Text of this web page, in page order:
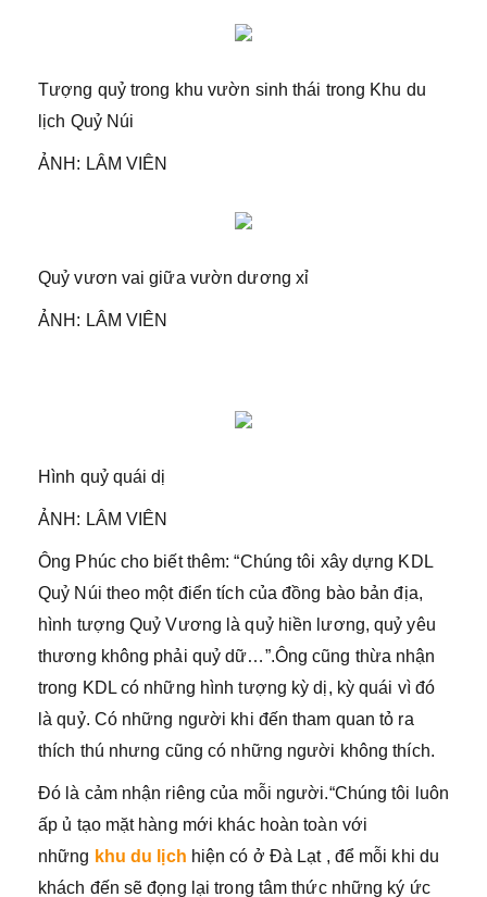
Tượng quỷ trong khu vườn sinh thái trong Khu du
lịch Quỷ Núi
ẢNH: LÂM VIÊN
Quỷ vươn vai giữa vườn dương xỉ
ẢNH: LÂM VIÊN
Hình quỷ quái dị
ẢNH: LÂM VIÊN
Ông Phúc cho biết thêm: “Chúng tôi xây dựng KDL
Quỷ Núi theo một điển tích của đồng bào bản địa,
hình tượng Quỷ Vương là quỷ hiền lương, quỷ yêu
thương không phải quỷ dữ…”.Ông cũng thừa nhận
trong KDL có những hình tượng kỳ dị, kỳ quái vì đó
là quỷ. Có những người khi đến tham quan tỏ ra
thích thú nhưng cũng có những người không thích.
Đó là cảm nhận riêng của mỗi người.“Chúng tôi luôn
ấp ủ tạo mặt hàng mới khác hoàn toàn với
những khu du lịch hiện có ở Đà Lạt , để mỗi khi du
khách đến sẽ đọng lại trong tâm thức những ký ức